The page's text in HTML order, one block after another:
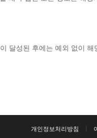
달성된 후에는 예외 없이
개인정보처리방침